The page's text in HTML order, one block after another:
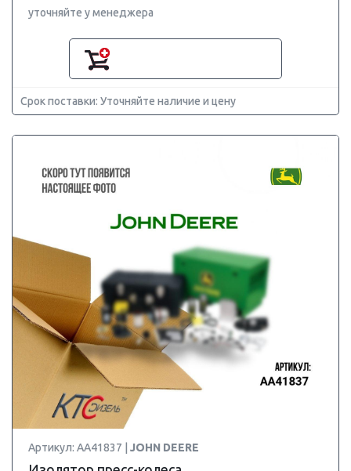
уточняйте у менеджера
Срок поставки: Уточняйте наличие и цену
Артикул: AA41837 | JOHN DEERE